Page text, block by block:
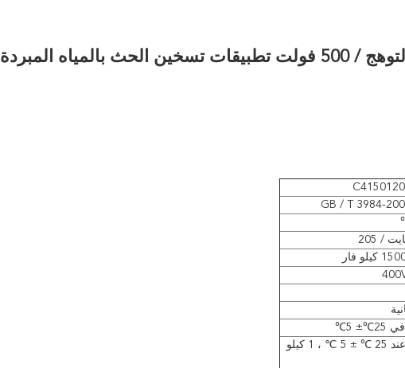
C41-BA1 2.0 فائق التوهج / 500 فولت تطبيقات تسخين الحث بالمياه المبردة
GB / T 3984-
℃
± 5
℃
tgδ≤5 × 10-4 عند 25 ℃ ± 5 ℃ ، 1 كيلو